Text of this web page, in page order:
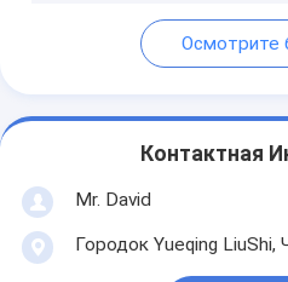
Осмотрите
Контактная
Mr. David
Городок Yueqing LiuShi,